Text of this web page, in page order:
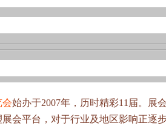
会始办于2007年，历时精彩11届。展
会平台，对于行业及地区影响正逐